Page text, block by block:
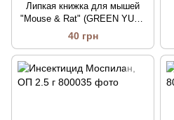
Липкая книжка для мышей
"Mouse & Rat" (GREEN YUE),
большая
40 грн